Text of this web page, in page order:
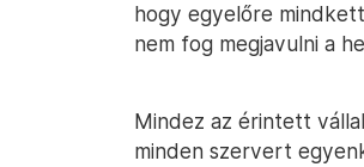
hogy egyelőre
nem fog megjavulni a
Mindez az érintett
minden szervert